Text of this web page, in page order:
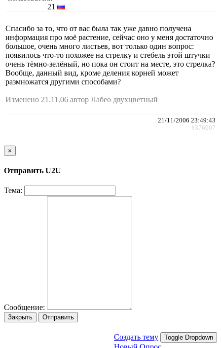
21
Спасибо за то, что от вас была так уже давно получена
информация про моё растение, сейчас оно у меня достаточно
большое, очень много листьев, вот только один вопрос:
появилось что-то похожее на стрелку и стебель этой штучки
очень тёмно-зелёный, но пока он стоит на месте, это стрелка?
Вообще, данный вид, кроме деления корней может
размножатся другими способами?
Изменено 21.11.06 автор Лабео двухцветный
21/11/2006 23:49:43
#376007
×
Отправить U2U
Тема:
Сообщение:
Закрыть Отправить
Создать тему Toggle Dropdown